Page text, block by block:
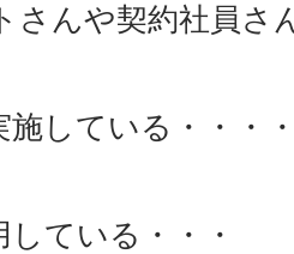
さんや契約社員さ
している・・・
ている・・・